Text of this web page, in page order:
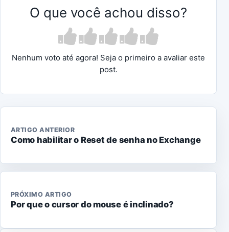
O que você achou disso?
Nenhum voto até agora! Seja o primeiro a avaliar este
post.
ARTIGO ANTERIOR
Como habilitar o Reset de senha no Exchange
PRÓXIMO ARTIGO
Por que o cursor do mouse é inclinado?